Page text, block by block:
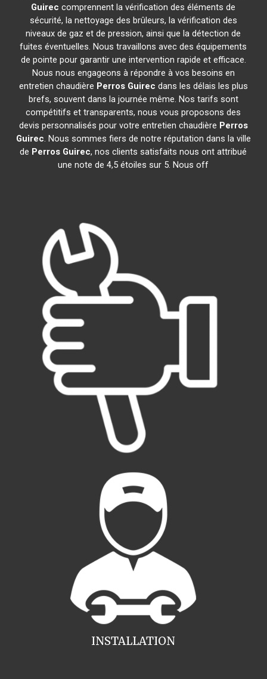
Guirec comprennent la vérification des éléments de
sécurité, la nettoyage des brûleurs, la vérification des
niveaux de gaz et de pression, ainsi que la détection de
fuites éventuelles. Nous travaillons avec des équipements
de pointe pour garantir une intervention rapide et efficace.
Nous nous engageons à répondre à vos besoins en
entretien chaudière Perros Guirec dans les délais les plus
brefs, souvent dans la journée même. Nos tarifs sont
compétitifs et transparents, nous vous proposons des
devis personnalisés pour votre entretien chaudière Perros
Guirec. Nous sommes fiers de notre réputation dans la ville
de Perros Guirec, nos clients satisfaits nous ont attribué
une note de 4,5 étoiles sur 5. Nous off
INSTALLATION